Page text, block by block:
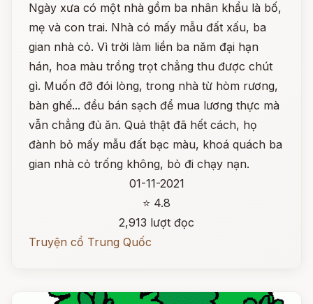
Ngày xưa có một nhà gồm ba nhân khẩu là bố,
mẹ và con trai. Nhà có mấy mẫu đất xấu, ba
gian nhà cỏ. Vì trời làm liền ba năm đại hạn
hán, hoa màu trồng trọt chẳng thu được chút
gì. Muốn đỡ đói lòng, trong nhà từ hòm rương,
bàn ghế... đều bán sạch để mua lương thực mà
vẫn chẳng đủ ăn. Quả thật đã hết cách, họ
đành bỏ mấy mẫu đất bạc màu, khoá quách ba
gian nhà cỏ trống không, bỏ đi chạy nạn.
01-11-2021
⭐ 4.8
2,913 lượt đọc
Truyện cổ Trung Quốc